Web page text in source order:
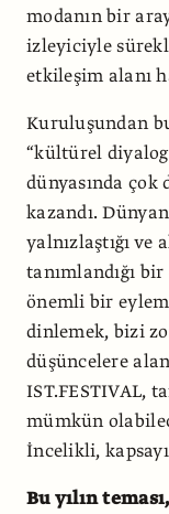
modanın bir
izleyiciyle
etkileşim alanı
Kuruluşundan
“kültürel
dünyasında
kazandı.
yalnızlaştığı ve
tanımlandığı
önemli bir eylem
dinlemek, bizi
düşüncelere
IST.FESTIVAL,
mümkün
İncelikli,
Bu yılın